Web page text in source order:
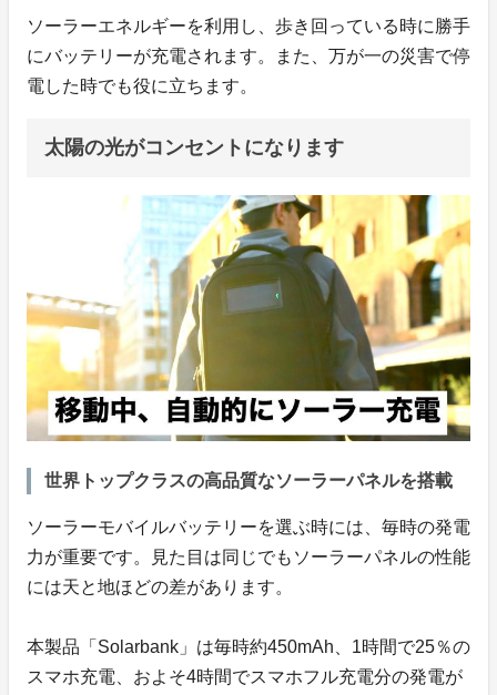
ソーラーエネルギーを利用し、歩き回っている時に勝手
にバッテリーが充電されます。また、万が一の災害で停
電した時でも役に立ちます。
太陽の光がコンセントになります
世界トップクラスの高品質なソーラーパネルを搭載
ソーラーモバイルバッテリーを選ぶ時には、毎時の発電
力が重要です。見た目は同じでもソーラーパネルの性能
には天と地ほどの差があります。
本製品「Solarbank」は毎時約450mAh、1時間で25％の
スマホ充電、およそ4時間でスマホフル充電分の発電が